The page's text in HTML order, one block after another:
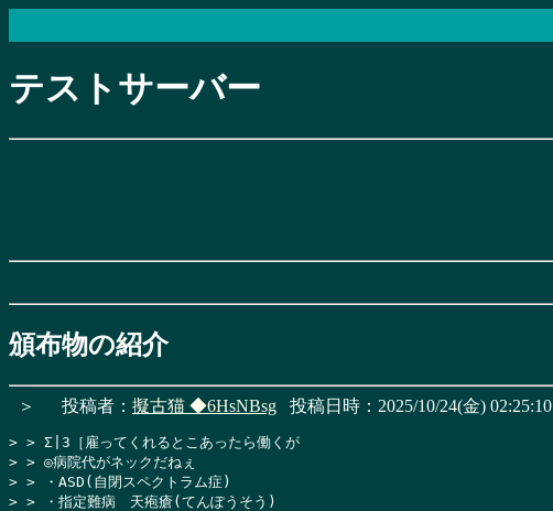
テストサーバー
頒布物の紹介
＞ 投稿者： 擬古猫 ◆6HsNBsg 投稿日時：2025/10/24(金) 02:25:10
> > Σ|3［雇ってくれるとこあったら働くが
> > ◎病院代がネックだねぇ
> > ・ASD(自閉スペクトラム症)
> > ・指定難病　天疱瘡(てんぽうそう)